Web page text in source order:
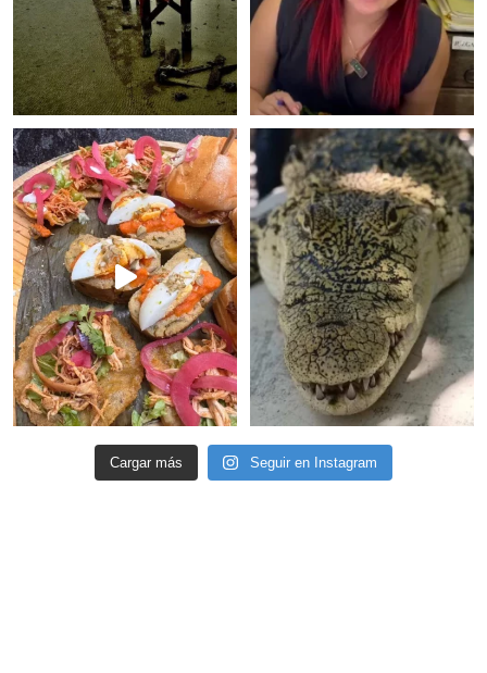
Cargar más Seguir en Instagram